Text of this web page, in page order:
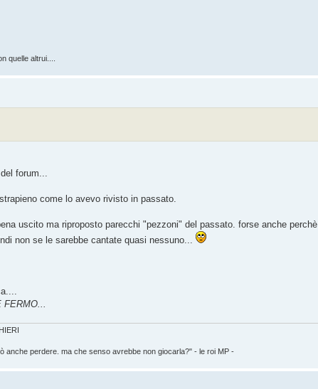
quelle altrui....
forum...
come lo avevo rivisto in passato.
uscito ma riproposto parecchi "pezzoni" del passato. forse anche perchè
non se le sarebbe cantate quasi nessuno...
anche perdere. ma che senso avrebbe non giocarla?" - le roi MP -